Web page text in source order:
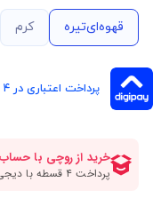
قهوه‌ای‌تیره کرم
پرداخت اعتباری در ۴ قسط، ماهانه 99,000 تومان